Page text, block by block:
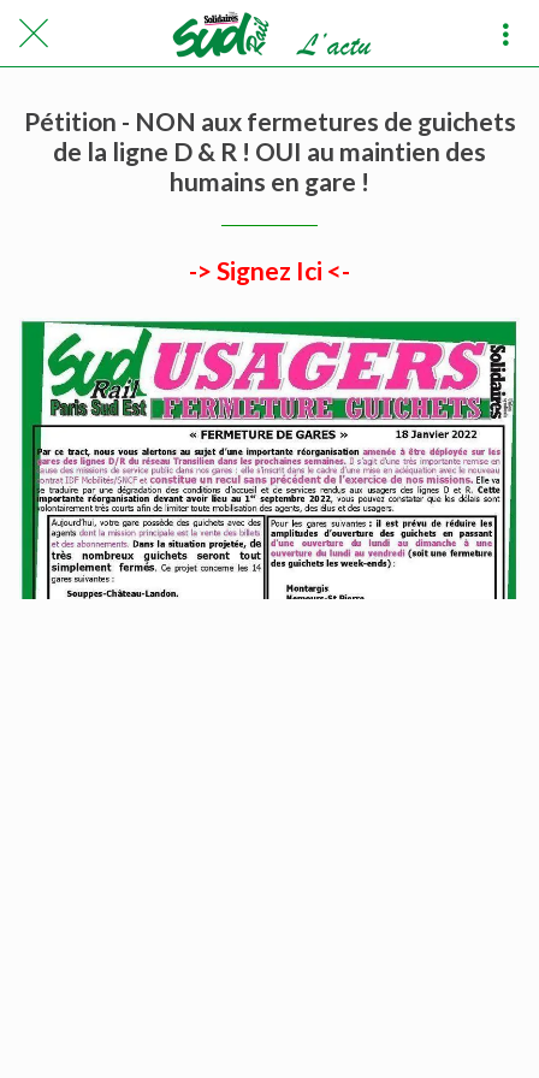
Pétition - NON aux fermetures de guichets
de la ligne D & R ! OUI au maintien des
humains en gare !
-> Signez Ici <-